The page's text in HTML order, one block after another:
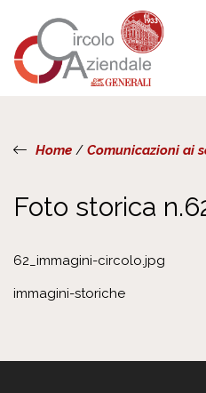
Home/ Comunicazioni ai
Foto storica
62_immagini-circolo.jpg
immagini-storiche